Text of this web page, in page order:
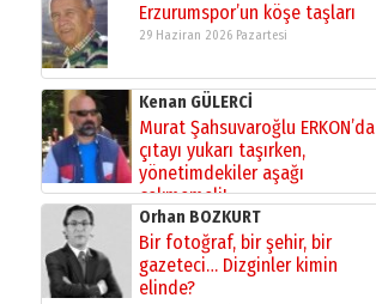
Erzurumspor’un köşe taşları
29 Haziran 2026 Pazartesi
Kenan GÜLERCİ
Murat Şahsuvaroğlu ERKON’da
çıtayı yukarı taşırken,
yönetimdekiler aşağı
çekmemeli!
17 Şubat 2026 SalıOrhan BOZKURT
Bir fotoğraf, bir şehir, bir
gazeteci… Dizginler kimin
elinde?